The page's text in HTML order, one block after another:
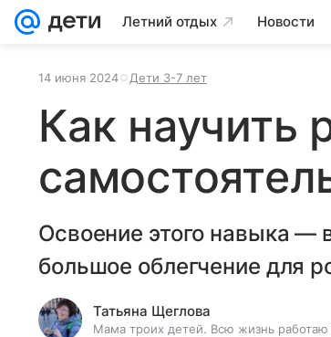
Летний отдых Новости
14 июня 2024 Дети 3-7 лет
Как научить
Освоение этого навыка —
большое облегчение для
Татьяна Щеглова
Мама троих детей. Всю жизнь